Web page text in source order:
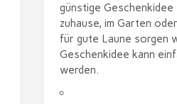
günstige Geschenkidee
zuhause, im Garten
für gute Laune sorgen
Geschenkidee kann
werden.